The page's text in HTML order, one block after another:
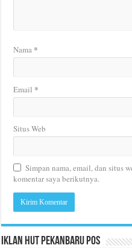
Nama *
Email *
Situs Web
Simpan nama, email, dan situs
komentar saya berikutnya.
Iklan HUT Pekanbaru Pos